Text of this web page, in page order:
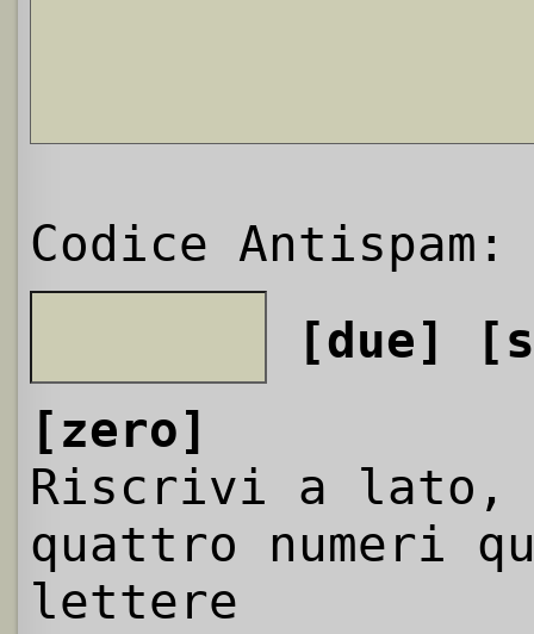
Codice Antispam:
[due]
[zero]
Riscrivi a
quattro numeri
lettere